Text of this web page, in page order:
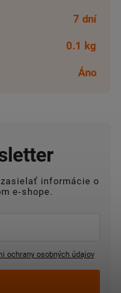
7 dní
0.1 kg
Áno
informácie o
e-shope.
ochrany osobných údajov